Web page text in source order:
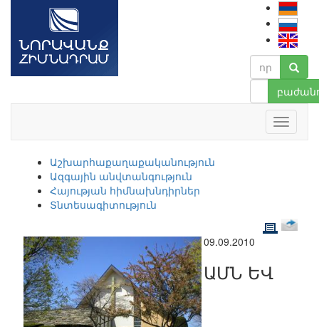
Աշխարհաքաղաքականություն
Ազգային անվտանգություն
Հայության հիմնախնդիրներ
Տնտեսագիտություն
09.09.2010
ԱՄՆ ԵՎ